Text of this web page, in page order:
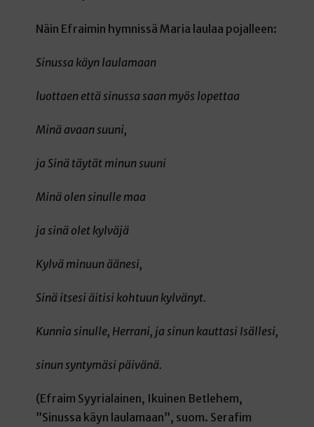
Näin Efraimin hymnissä Maria laulaa pojalleen:
Sinussa käyn laulamaan
luottaen että sinussa saan myös lopettaa
Minä avaan suuni,
ja Sinä täytät minun suuni
Minä olen sinulle maa
ja sinä olet kylväjä
Kylvä minuun äänesi,
Sinä itsesi äitisi kohtuun kylvänyt.
Kunnia sinulle, Herrani, ja sinun kauttasi Isällesi,
sinun syntymäsi päivänä.
(Efraim Syyrialainen, Ikuinen Betlehem,
”Sinussa käyn laulamaan”, suom. Serafim